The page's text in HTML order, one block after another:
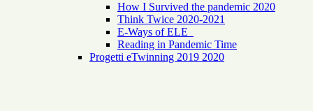
How I Survived the pandemic 2020
Think Twice 2020-2021
E-Ways of ELE
Reading in Pandemic Time
Progetti eTwinning 2019 2020